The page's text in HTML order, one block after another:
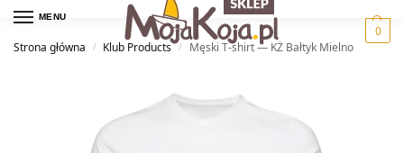
MENU
0
Strona główna
/ Klub Products / Męski T-shirt — KŻ Bałtyk Mielno